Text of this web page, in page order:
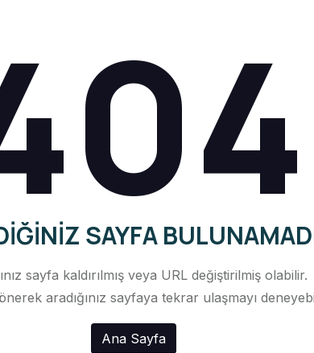
SAYFA
sayfa kaldırılmış veya URL değiştirilmiş olabilir.
aradığınız sayfaya tekrar ulaşmayı
Ana Sayfa